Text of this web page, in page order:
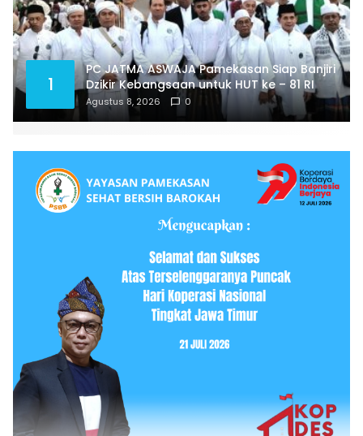
1
PC JATMA ASWAJA Pamekasan Siap Banjiri
Dzikir Kebangsaan untuk HUT ke – 81 RI
Agustus 8, 2026 0